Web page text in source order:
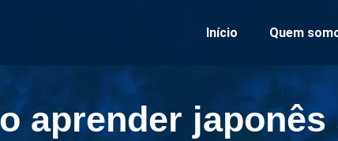
Início Quem
aprender